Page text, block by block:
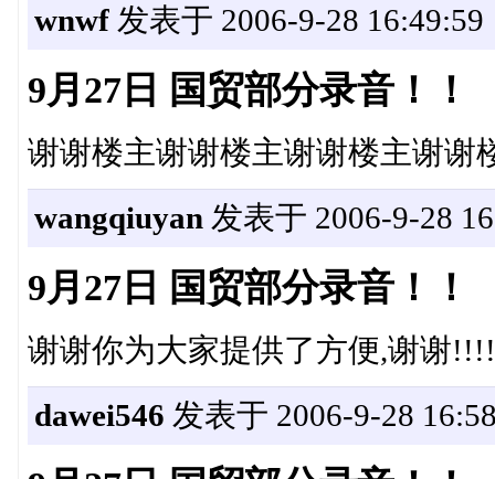
wnwf发表于 2006-9-28 16:49:59
9月27日 国贸部分录音！！
谢谢楼主谢谢楼主谢谢楼主谢谢
wangqiuyan 发表于 2006-9-28
9月27日 国贸部分录音！！
谢谢你为大家提供了方便,谢
dawei546 发表于 2006-9-28